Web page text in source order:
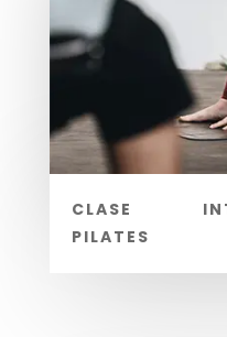
CLASE
PILATES